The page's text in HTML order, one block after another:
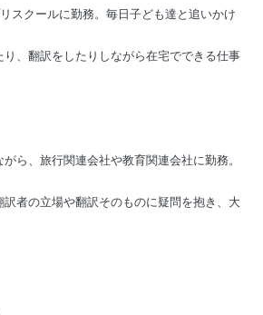
スクールに勤務。毎日子ども達と追いかけ
、翻訳をしたりしながら在宅でできる仕事
ら、旅行関連会社や教育関連会社に勤務。
者の立場や翻訳そのものに疑問を抱き、大